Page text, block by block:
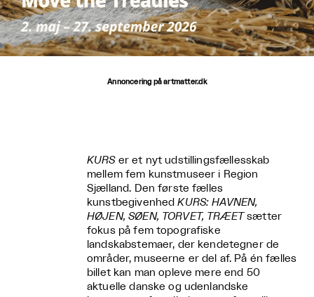
Annoncering på artmatter.dk
KURSer et nyt udstillingsfællesskab
mellem fem kunstmuseer i Region
Sjælland. Den første fælles
kunstbegivenhedKURS: HAVNEN,
HØJEN, SØEN, TORVET, TRÆET sætter
fokus på fem topografiske
landskabstemaer, der kendetegner de
områder, museerne er del af. På én fælles
billet kan man opleve mere end 50
aktuelle danske og udenlandske